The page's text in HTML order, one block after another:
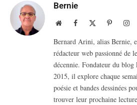
Bernie
WebsiteFacebook Pinterest
Bernard Arini, alias Bernie,
rédacteur web passionné de
décennie. Fondateur du
2015, il explore chaque
poésie et bandes dessinées
trouver leur prochaine